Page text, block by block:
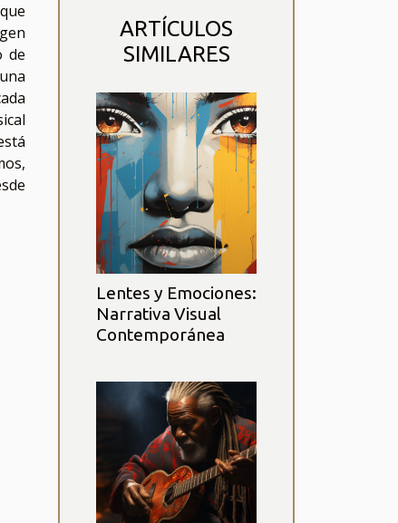
de
ARTÍCULOS
SIMILARES
Lentes y Emociones:
Narrativa Visual
Contemporánea